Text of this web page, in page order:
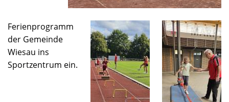
Ferienprogramm
der Gemeinde
Wiesau ins
Sportzentrum ein.